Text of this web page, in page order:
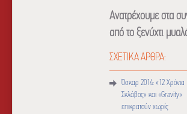
Ανατρέχουμε στα
από το ξενύχτι
ΣΧΕΤΙΚΑ ΑΡΘΡΑ:
Όσκαρ 2014: «12 Χρόνια
Σκλάβος» και «Gravity»
επικρατούν χωρίς